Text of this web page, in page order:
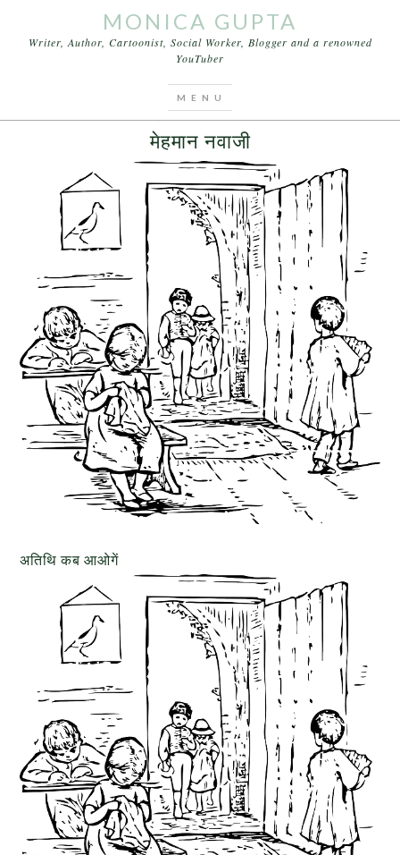
MONICA GUPTA
Writer, Author, Cartoonist, Social Worker, Blogger and a renowned
YouTuber
मेहमान नवाजी
अतिथि कब आओगें